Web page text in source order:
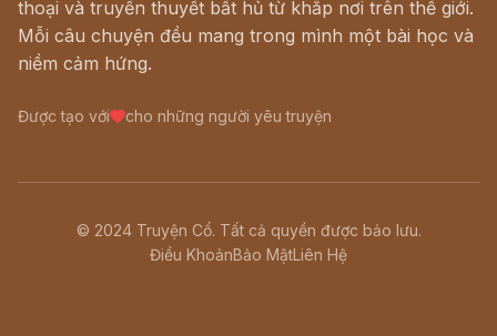
thoại và truyền thuyết bất hủ từ khắp nơi trên thế giới.
Mỗi câu chuyện đều mang trong mình một bài học và
niềm cảm hứng.
Được tạo với cho những người yêu truyện
© 2024 Truyện Cổ. Tất cả quyền được bảo lưu.
Điều KhoảnBảo MậtLiên Hệ